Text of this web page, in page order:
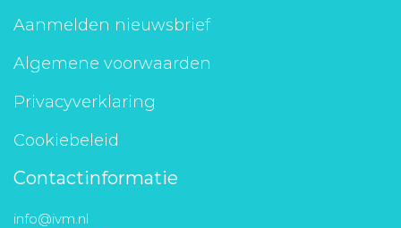
Aanmelden nieuwsbrief
Algemene voorwaarden
Privacyverklaring
Cookiebeleid
Contactinformatie
info@ivm.nl